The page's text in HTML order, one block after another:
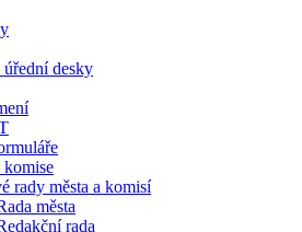
desky
komise
rady města a komisí
města
rada